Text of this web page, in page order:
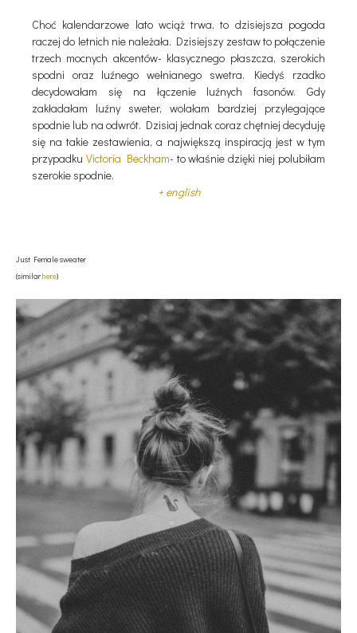
Choć kalendarzowe lato wciąż trwa, to dzisiejsza pogoda
raczej do letnich nie należała. Dzisiejszy zestaw to połączenie
trzech mocnych akcentów- klasycznego płaszcza, szerokich
spodni oraz luźnego wełnianego swetra. Kiedyś rzadko
decydowałam się na łączenie luźnych fasonów. Gdy
zakładałam luźny sweter, wolałam bardziej przylegające
spodnie lub na odwrót. Dzisiaj jednak coraz chętniej decyduję
się na takie zestawienia, a największą inspiracją jest w tym
przypadku Victoria Beckham- to właśnie dzięki niej polubiłam
szerokie spodnie.
+ english
Just Female sweater
(similarhere)